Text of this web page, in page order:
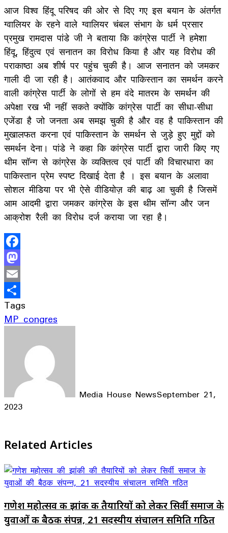
आज विश्व हिंदू परिषद की ओर से दिए गए इस बयान के अंतर्गत
ग्वालियर के रहने वाले ग्वालियर चंबल संभाग के धर्म प्रसार
प्रमुख रामदास पांडे जी ने बताया कि कांग्रेस पार्टी ने हमेशा
हिंदू, हिंदुत्व एवं सनातन का विरोध किया है और यह विरोध की
पराकाष्ठा अब शीर्ष पर पहुंच चुकी है। आज सनातन को जमकर
गाली दी जा रही है। आतंकवाद और पाकिस्तान का समर्थन करने
वाली कांग्रेस पार्टी के लोगों से हम वंदे मातरम के समर्थन की
अपेक्षा रख भी नहीं सकते क्योंकि कांग्रेस पार्टी का सीधा-सीधा
एजेंडा है जो जनता अब समझ चुकी है और वह है पाकिस्तान की
मुखालफत करना एवं पाकिस्तान के समर्थन से जुड़े हुए मुद्दों को
समर्थन देना। पांडे ने कहा कि कांग्रेस पार्टी द्वारा जारी किए गए
थीम सॉन्ग से कांग्रेस के व्यक्तित्व एवं पार्टी की विचारधारा का
पाकिस्तान प्रेम स्पष्ट दिखाई देता है । इस बयान के अलावा
सोशल मीडिया पर भी ऐसे वीडियोज़ की बाढ़ आ चुकी है जिसमें
आम आदमी द्वारा जमकर कांग्रेस के इस थीम सॉन्ग और जन
आक्रोश रैली का विरोध दर्ज कराया जा रहा है।
Facebook
Mastodon
Email
Share
Tags
MP congres
Media House NewsSeptember 21,
2023
Related Articles
गणेश महोत्सव की झांकी की तैयारियों को लेकर सिर्वी समाज के
युवाओं की बैठक संपन्न, 21 सदस्यीय संचालन समिति गठित